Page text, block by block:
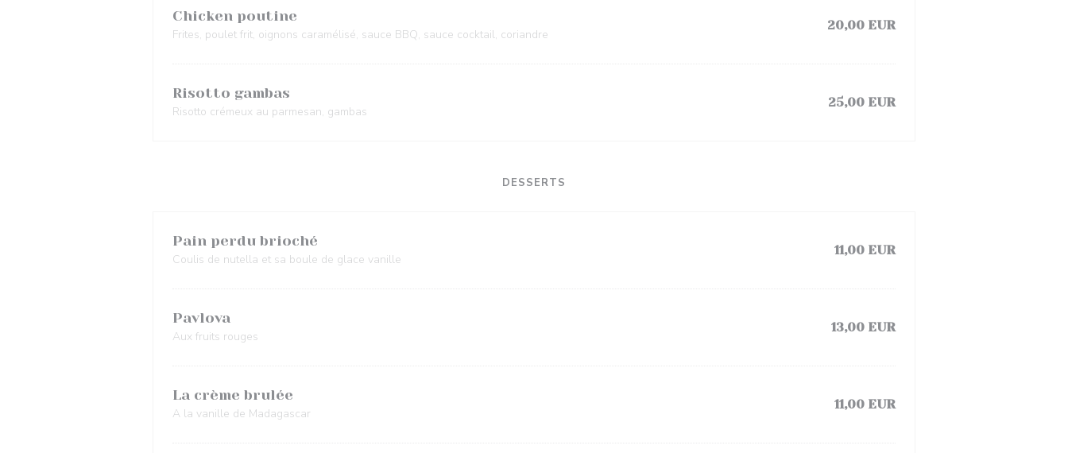
Chicken poutine
Frites, poulet frit, oignons caramélisé, sauce BBQ, sauce cocktail, coriandre
20,00 EUR
Risotto gambas
Risotto crémeux au parmesan, gambas
25,00 EUR
DESSERTS
Pain perdu brioché
Coulis de nutella et sa boule de glace vanille
11,00 EUR
Pavlova
Aux fruits rouges
13,00 EUR
La crème brulée
A la vanille de Madagascar
11,00 EUR